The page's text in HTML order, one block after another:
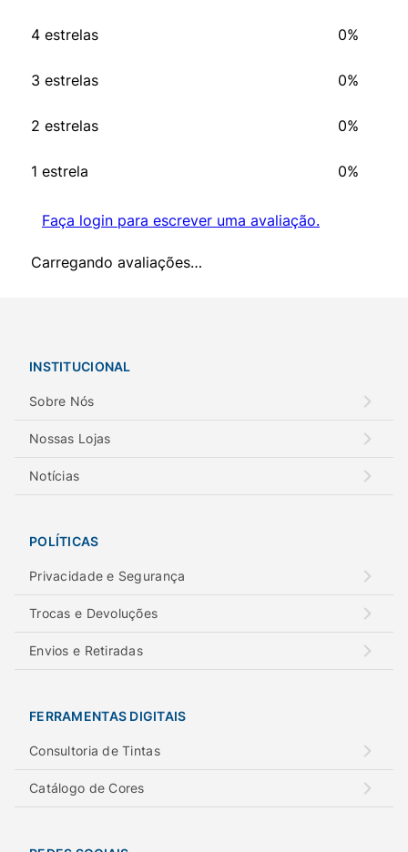
4 estrelas 0%
3 estrelas 0%
2 estrelas 0%
1 estrela 0%
Faça login para escrever uma avaliação.
Carregando avaliações…
INSTITUCIONAL
Sobre Nós
Nossas Lojas
Notícias
POLÍTICAS
Privacidade e Segurança
Trocas e Devoluções
Envios e Retiradas
FERRAMENTAS DIGITAIS
Consultoria de Tintas
Catálogo de Cores